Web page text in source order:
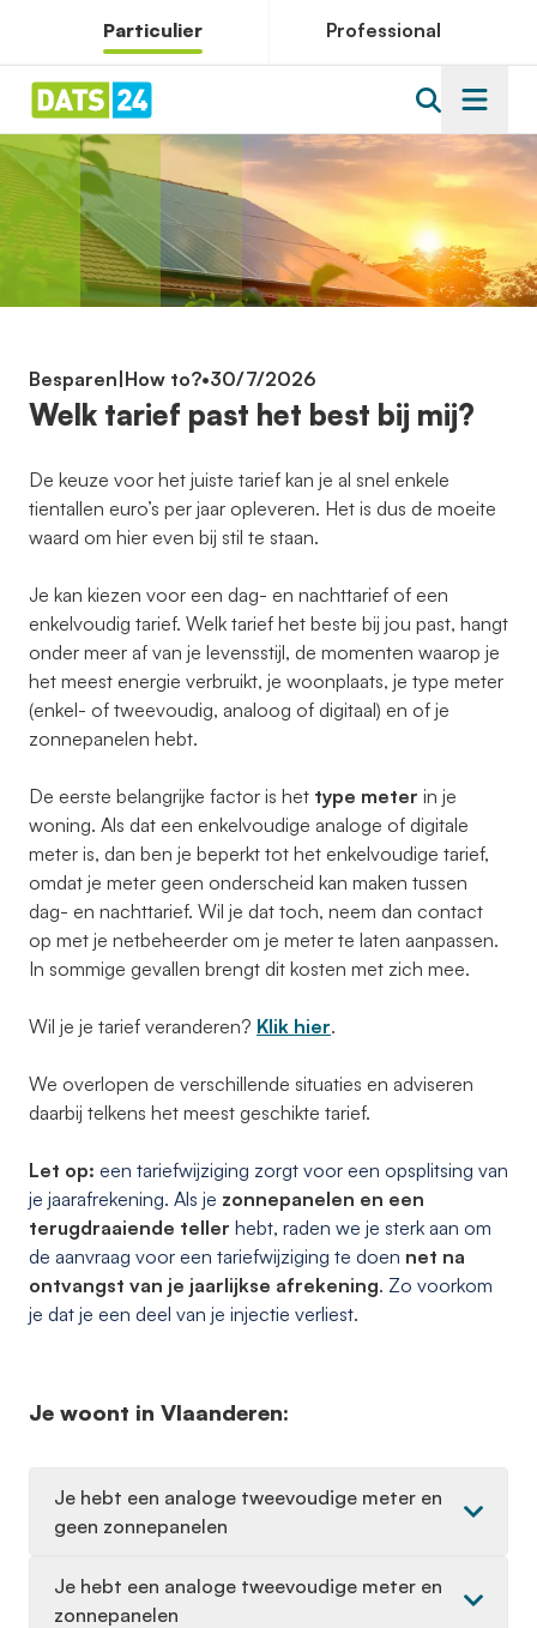
Particulier Professional
Besparen How to?•30/7/2026
Welk tarief past het best bij mij?
De keuze voor het juiste tarief kan je al snel enkele
tientallen euro’s per jaar opleveren. Het is dus de moeite
waard om hier even bij stil te staan.
Je kan kiezen voor een dag- en nachttarief of een
enkelvoudig tarief. Welk tarief het beste bij jou past, hangt
onder meer af van je levensstijl, de momenten waarop je
het meest energie verbruikt, je woonplaats, je type meter
(enkel- of tweevoudig, analoog of digitaal) en of je
zonnepanelen hebt.
De eerste belangrijke factor is het type meter in je
woning. Als dat een enkelvoudige analoge of digitale
meter is, dan ben je beperkt tot het enkelvoudige tarief,
omdat je meter geen onderscheid kan maken tussen
dag- en nachttarief. Wil je dat toch, neem dan contact
op met je netbeheerder om je meter te laten aanpassen.
In sommige gevallen brengt dit kosten met zich mee.
Wil je je tarief veranderen? Klik hier.
We overlopen de verschillende situaties en adviseren
daarbij telkens het meest geschikte tarief.
Let op: een tariefwijziging zorgt voor een opsplitsing van
je jaarafrekening. Als je zonnepanelen en een
terugdraaiende teller hebt, raden we je sterk aan om
de aanvraag voor een tariefwijziging te doen net na
ontvangst van je jaarlijkse afrekening. Zo voorkom
je dat je een deel van je injectie verliest.
Je woont in Vlaanderen:
Je hebt een analoge tweevoudige meter en
geen zonnepanelen
Je hebt een analoge tweevoudige meter en
zonnepanelen